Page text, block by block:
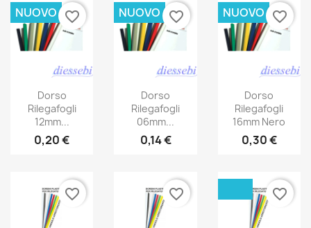
Dorso
Rilegafogli
12mm...
0,20 €
NUOVO favorite_border
Dorso
Rilegafogli
06mm...
0,14 €
NUOVO favorite_border
Dorso
Rilegafogli
16mm Nero
0,30 €
NUOVO favorite_border
favorite_border favorite_border favorite_border